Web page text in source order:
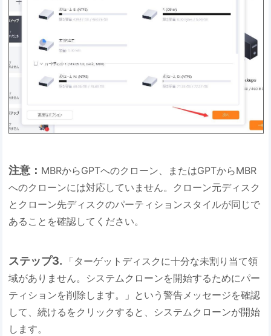
注意： MBRからGPTへのクローン、またはGPTからMBR
へのクローンには対応していません。クローン元ディスク
とクローン先ディスクのパーティションスタイルが同じで
あることを確認してください。
ステップ3.
「ターゲットディスクに十分な未割り当て領
域がありません。システムクローンを開始するためにパー
ティションを削除します。」という警告メッセージを確認
して、続けるをクリックすると、システムクローンが開始
します。